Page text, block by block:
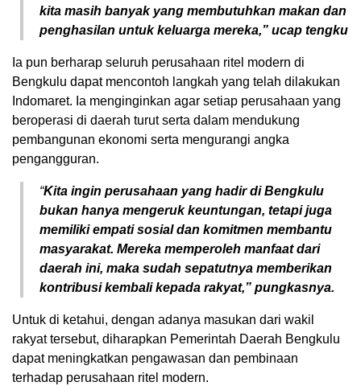
kita masih banyak yang membutuhkan makan dan
penghasilan untuk keluarga mereka,” ucap tengku
Ia pun berharap seluruh perusahaan ritel modern di
Bengkulu dapat mencontoh langkah yang telah dilakukan
Indomaret. Ia menginginkan agar setiap perusahaan yang
beroperasi di daerah turut serta dalam mendukung
pembangunan ekonomi serta mengurangi angka
pengangguran.
“Kita ingin perusahaan yang hadir di Bengkulu
bukan hanya mengeruk keuntungan, tetapi juga
memiliki empati sosial dan komitmen membantu
masyarakat. Mereka memperoleh manfaat dari
daerah ini, maka sudah sepatutnya memberikan
kontribusi kembali kepada rakyat,” pungkasnya.
Untuk di ketahui, dengan adanya masukan dari wakil
rakyat tersebut, diharapkan Pemerintah Daerah Bengkulu
dapat meningkatkan pengawasan dan pembinaan
terhadap perusahaan ritel modern.